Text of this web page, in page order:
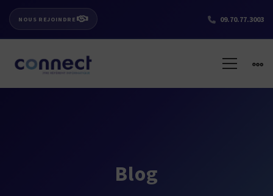
NOUS REJOINDRE 09.70.77.3003
Blog